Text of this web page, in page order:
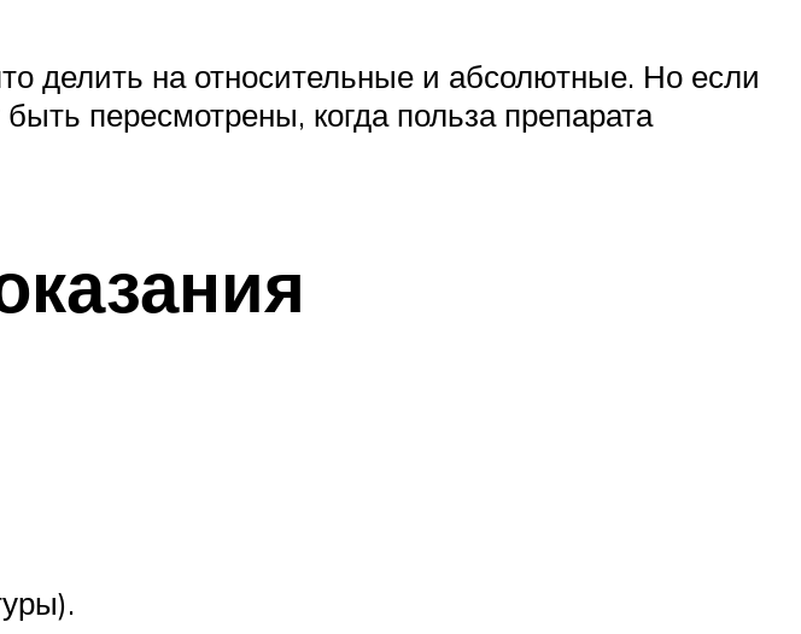
делить на относительные и абсолютные. Но если
пересмотрены, когда польза препарата